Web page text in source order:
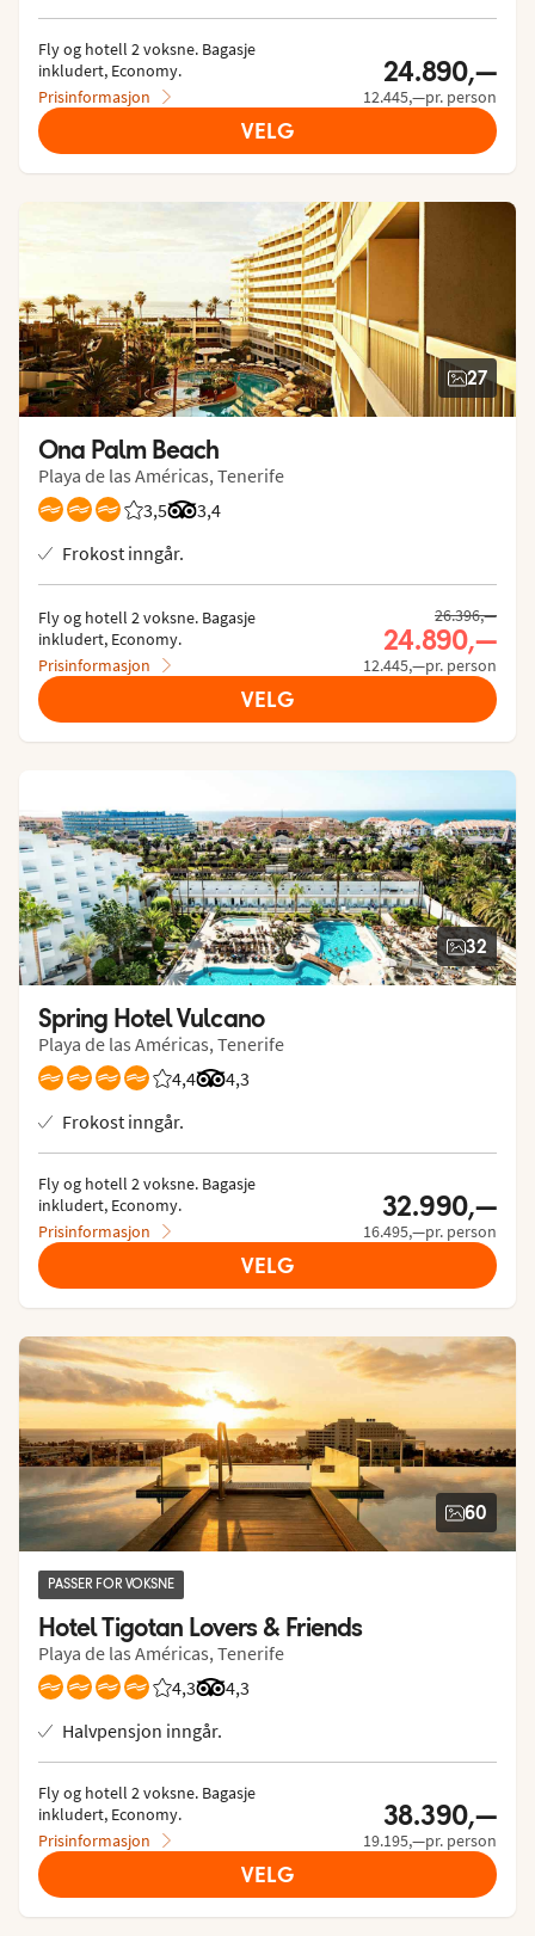
Fly og hotell 2 voksne. Bagasje
inkludert, Economy.
Prisinformasjon
24.890,—
12.445,—pr. person
VELG
27
Ona Palm Beach
Playa de las Américas, Tenerife
3,5
Vurdering fra Vings gjester: 3.5/5
3,4
Vurdering fra Tripadvisor: 3.4 of 5
Frokost inngår.
Fly og hotell 2 voksne. Bagasje
inkludert, Economy.
Prisinformasjon
Tidligere pris,
26.396,—
Nåværende
24.890,—
12.445,—pr. person
VELG
32
Spring Hotel Vulcano
Playa de las Américas, Tenerife
4,4
Vurdering fra Vings gjester: 4.444/5
4,3
Vurdering fra Tripadvisor: 4.3 of 5
Frokost inngår.
Fly og hotell 2 voksne. Bagasje
inkludert, Economy.
Prisinformasjon
32.990,—
16.495,—pr. person
VELG
60
PASSER FOR VOKSNE
Hotel Tigotan Lovers & Friends
Playa de las Américas, Tenerife
4,3
Vurdering fra Vings gjester: 4.346/5
4,3
Vurdering fra Tripadvisor: 4.3 of 5
Halvpensjon inngår.
Fly og hotell 2 voksne. Bagasje
inkludert, Economy.
Prisinformasjon
38.390,—
19.195,—pr. person
VELG